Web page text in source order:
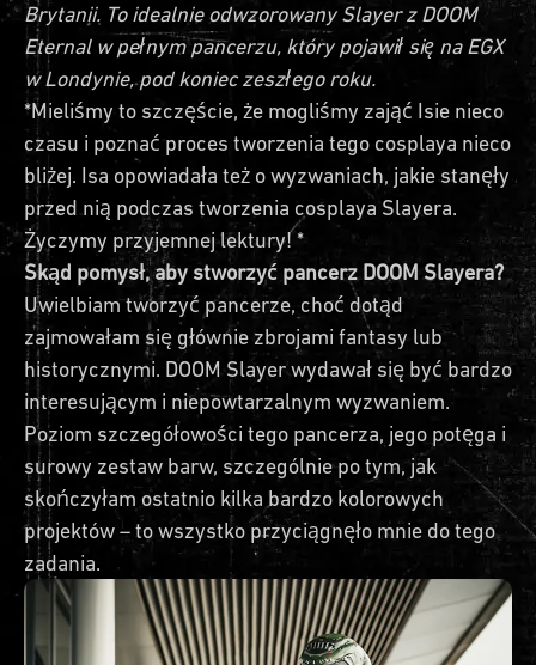
Brytanii. To idealnie odwzorowany Slayer z DOOM
Eternal w pełnym pancerzu, który pojawił się na EGX
w Londynie, pod koniec zeszłego roku.
*Mieliśmy to szczęście, że mogliśmy zająć Isie nieco
czasu i poznać proces tworzenia tego cosplaya nieco
bliżej. Isa opowiadała też o wyzwaniach, jakie stanęły
przed nią podczas tworzenia cosplaya Slayera.
Życzymy przyjemnej lektury! *
Skąd pomysł, aby stworzyć pancerz DOOM Slayera?
Uwielbiam tworzyć pancerze, choć dotąd
zajmowałam się głównie zbrojami fantasy lub
historycznymi. DOOM Slayer wydawał się być bardzo
interesującym i niepowtarzalnym wyzwaniem.
Poziom szczegółowości tego pancerza, jego potęga i
surowy zestaw barw, szczególnie po tym, jak
skończyłam ostatnio kilka bardzo kolorowych
projektów – to wszystko przyciągnęło mnie do tego
zadania.